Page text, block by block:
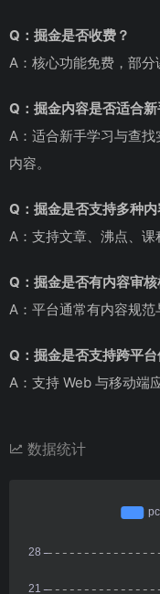
Q：掘金是否收费？
A：核心功能免费，部分
Q：掘金内容是否适合新
A：适合新手学习与查
内容。
Q：掘金是否支持多种内
A：支持文章、沸点、课
Q：掘金是否有内容审核
A：平台通常有内容规范
Q：掘金是否支持跨平台
A：支持 Web 与移动端
数据统计